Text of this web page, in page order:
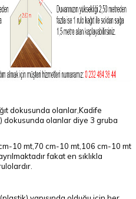
dokusunda olanlar,Kadife
dokusunda olanlar diye 3 gruba
10 mt,70 cm-10 mt,106 cm-10 mt
fakat en sıklıkla